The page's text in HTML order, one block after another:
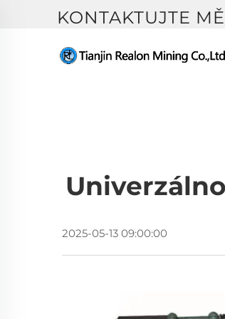
KONTAKTUJTE
2025-05-13 09:00:00